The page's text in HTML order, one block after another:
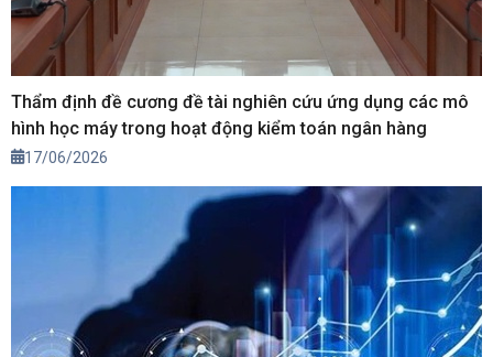
Thẩm định đề cương đề tài nghiên cứu ứng dụng các mô
hình học máy trong hoạt động kiểm toán ngân hàng
17/06/2026